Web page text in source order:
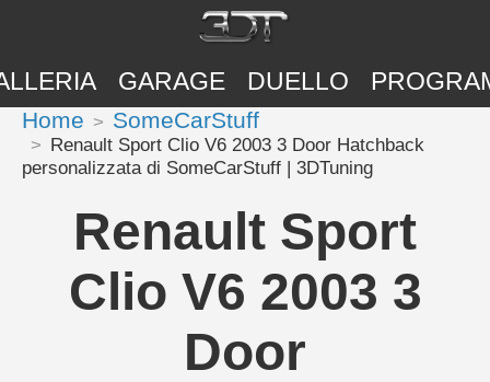
GARAGE DUELLO
Home SomeCarStuff
Renault Sport Clio V6 2003 3 Door Hatchback
personalizzata di SomeCarStuff | 3DTuning
Renault Sport
Clio V6 2003 3
Door